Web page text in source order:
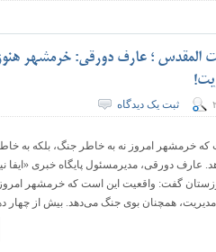
المقدس ؛ عارف دورقی: خرمشهر
ثبت یک دیدگاه
خرمشهر امروز نه به خاطر جنگ، بلکه به
دورقی، مدیرمسئول پایگاه خبری «ایفا
گفت: واقعیت این است که خرمشهر
همچنان بوی جنگ می‌دهد. بیش از چهار